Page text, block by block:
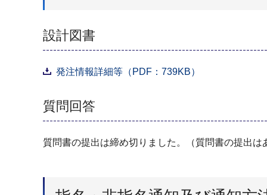
設計図書
発注情報詳細等（PDF：739KB）
質問回答
質問書の提出は締め切りました。（質問書の提出は